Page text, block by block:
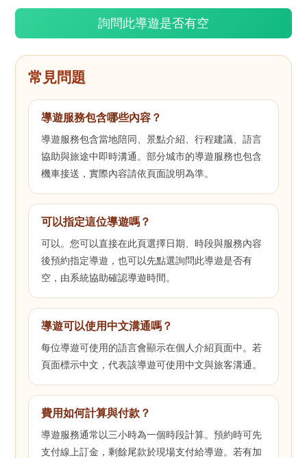
詢問此導遊是否有空
常見問題
導遊服務包含哪些內容？
導遊服務包含當地陪同、景點介紹、行程建議、語言
協助與旅途中即時溝通。部分城市的導遊服務也包含
機車接送，實際內容請依頁面說明為準。
可以指定這位導遊嗎？
可以。您可以直接在此頁選擇日期、時段與服務內容
後預約指定導遊，也可以先點選詢問此導遊是否有
空，由系統協助確認導遊時間。
導遊可以使用中文溝通嗎？
每位導遊可使用的語言會顯示在個人介紹頁面中。若
頁面標示中文，代表該導遊可使用中文與旅客溝通。
費用如何計算與付款？
導遊服務通常以三小時為一個時段計算。預約時可先
支付線上訂金，剩餘尾款於現場支付給導遊。若有加